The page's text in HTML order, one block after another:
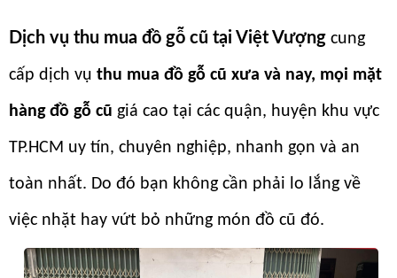
Dịch vụ thu mua đồ gỗ cũ tại Việt Vượng cung
cấp dịch vụ thu mua đồ gỗ cũ xưa và nay, mọi mặt
hàng đồ gỗ cũ giá cao tại các quận, huyện khu vực
TP.HCM uy tín, chuyên nghiệp, nhanh gọn và an
toàn nhất. Do đó bạn không cần phải lo lắng về
việc nhặt hay vứt bỏ những món đồ cũ đó.